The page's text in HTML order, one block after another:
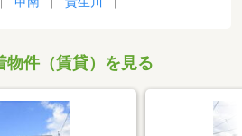
物件（賃貸）を見る